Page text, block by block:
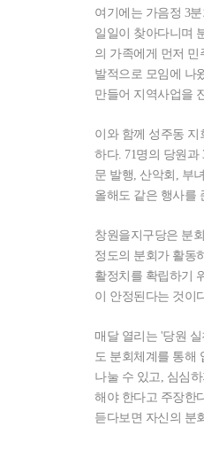
여기에는 가음정 3
일일이 찾아다니며
의 가족에게 먼저
발적으로 모임에 나
만들어 지역사업을
이와 함께 성주동
하다. 71명의 당원
문 발행, 산악회, 부
올해도 같은 행사를
창원을지구당은 분
정도의 분회가 활동
활정치를 확립하기
이 안정된다는 것이
매달 열리는 '당원
도 분회체계를 통해
나눌 수 있고, 심심
해야 한다고 주장한
듣다보면 자신의 분